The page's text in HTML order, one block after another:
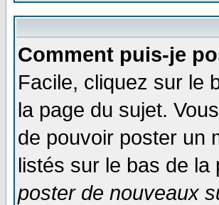
Comment puis-je
Facile, cliquez sur le
la page du sujet.
de pouvoir poster un
listés sur le bas de
poster de nouveaux